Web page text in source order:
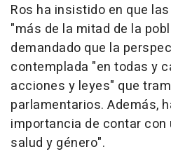
Ros ha insistido en que
"más de la mitad de la
demandado que la
contemplada "en todas y
acciones y leyes" que
parlamentarios. Además,
importancia de contar
salud y género".